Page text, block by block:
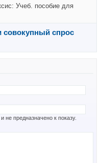
Учеб. пособие для
спрос
не предназначено к показу.